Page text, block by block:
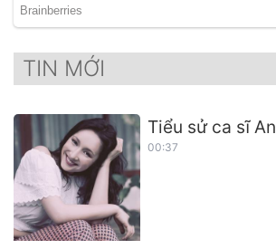
TIN MỚI
Tiểu sử ca sĩ
00:37